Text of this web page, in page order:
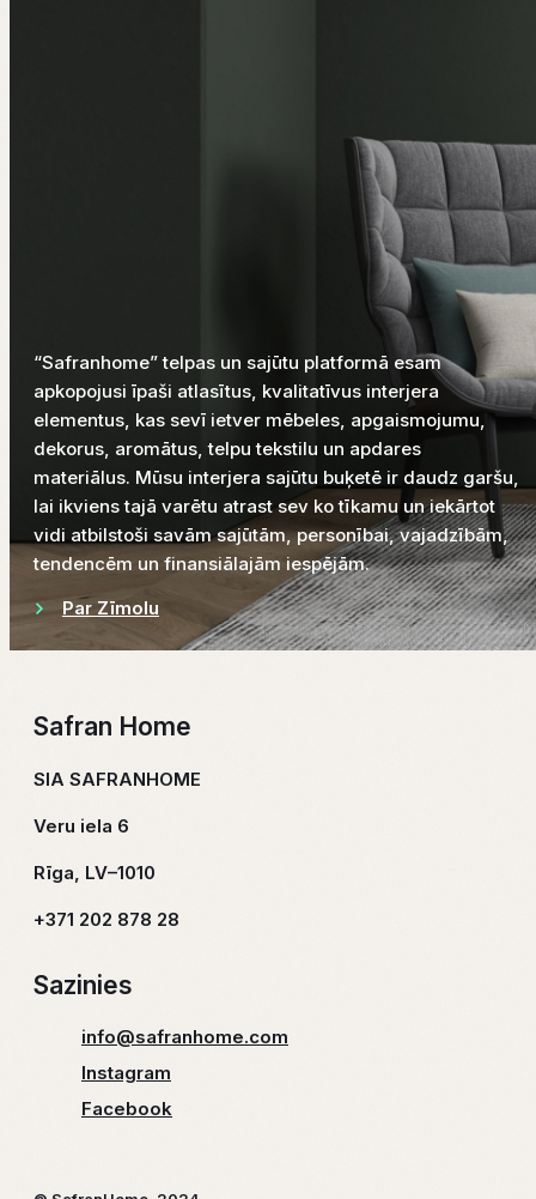
“Safranhome” telpas un sajūtu platformā esam
apkopojusi īpaši atlasītus, kvalitatīvus interjera
elementus, kas sevī ietver mēbeles, apgaismojumu,
dekorus, aromātus, telpu tekstilu un apdares
materiālus. Mūsu interjera sajūtu buķetē ir daudz garšu,
lai ikviens tajā varētu atrast sev ko tīkamu un iekārtot
vidi atbilstoši savām sajūtām, personībai, vajadzībām,
tendencēm un finansiālajām iespējām.
Par Zīmolu
Safran Home
SIA SAFRANHOME
Veru iela 6
Rīga, LV–1010
+371 202 878 28
Sazinies
info@safranhome.com
Instagram
Facebook